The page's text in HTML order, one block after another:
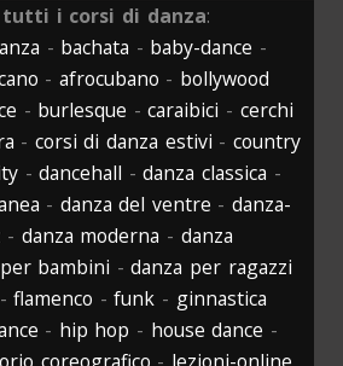
tutti i corsi di danza:
- bachata - baby-dance -
- afrocubano - bollywood
- burlesque -caraibici - cerchi
- corsi di danza estivi - country
-dancehall -danza classica -
- danza del ventre -danza-
- danza moderna - danza
bambini -danza per ragazzi
-flamenco -funk - ginnastica
- hip hop - house dance -